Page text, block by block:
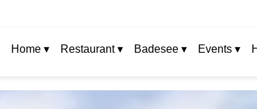
Home ▾ Restaurant ▾ Badesee ▾ Events ▾